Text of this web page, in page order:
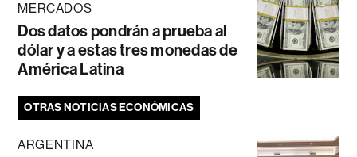
MERCADOS
Dos datos pondrán a prueba al
dólar y a estas tres monedas de
América Latina
OTRAS NOTICIAS ECONÓMICAS
ARGENTINA